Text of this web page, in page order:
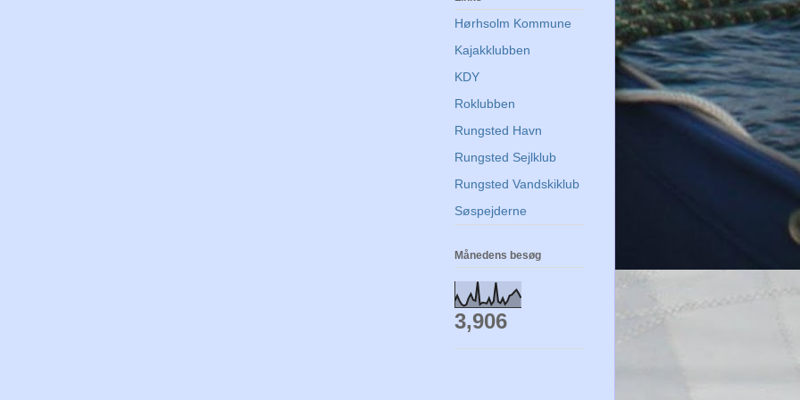
Hørhsolm Kommune
Kajakklubben
KDY
Roklubben
Rungsted Havn
Rungsted Sejlklub
Rungsted Vandskiklub
Søspejderne
Månedens besøg
3,906